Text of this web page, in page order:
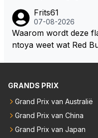
ze wolff gesneden
okies made of your
Frits61
07-08-2026
Waarom wordt deze
ntoya weet wat Red
GRANDS PRIX
Grand Prix van Australië
Grand Prix van China
Grand Prix van Japan